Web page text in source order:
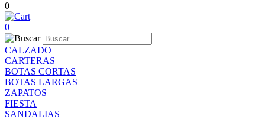
0
0
CALZADO
CARTERAS
BOTAS CORTAS
BOTAS LARGAS
ZAPATOS
FIESTA
SANDALIAS